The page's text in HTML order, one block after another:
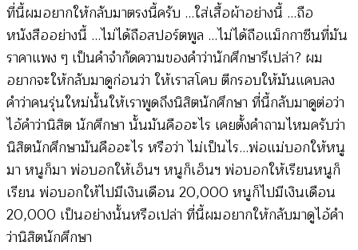
ที่นี้ผมอยากให้กลับมาตรงนี้ครับ …ใส่เสื้อผ้าอย่างนี้ …ถือ
หนังสืออย่างนี้ …ไม่ได้ถือสปอร์ตพูล …ไม่ได้ถือแม็กกาซีนที่มัน
ราคาแพง ๆ เป็นคำจำกัดความของคำว่านักศึกษารึเปล่า? ผม
อยากจะให้กลับมาดูก่อนว่า ให้เราสโคบ ตีกรอบให้มันแคบลง
คำว่าคนรุ่นใหม่นั้นให้เราพูดถึงนิสิตนักศึกษา ที่นี้กลับมาดูต่อว่า
ไอ้คำว่านิสิต นักศึกษา นั้นมันคืออะไร เคยตั้งคำถามไหมครับว่า
นิสิตนักศึกษามันคืออะไร หรือว่า ไม่เป็นไร…พ่อแม่บอกให้หนู
มา หนูก็มา พ่อบอกให้เอ็นฯ หนูก็เอ็นฯ พ่อบอกให้เรียนหนูก็
เรียน พ่อบอกให้ไปมีเงินเดือน 20,000 หนูก็ไปมีเงินเดือน
20,000 เป็นอย่างนั้นหรือเปล่า ที่นี้ผมอยากให้กลับมาดูไอ้คำ
ว่านิสิตนักศึกษา